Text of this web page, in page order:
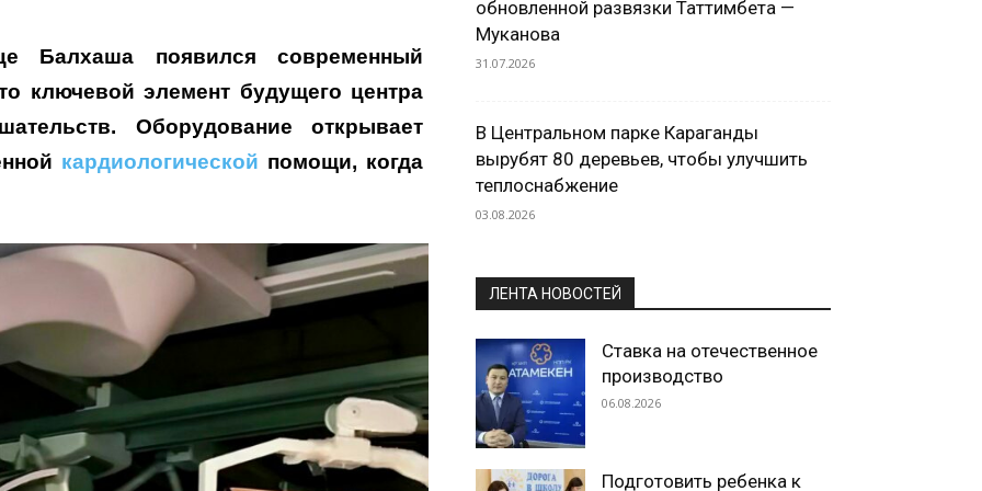
Балхаша появился современный
ключевой элемент будущего центра
Оборудование открывает
кардиологической помощи, когда
обновленной развязки Таттимбета —
Муканова
31.07.2026
В Центральном парке Караганды
вырубят 80 деревьев, чтобы улучшить
теплоснабжение
03.08.2026
ЛЕНТА НОВОСТЕЙ
Ставка на отечественное
производство
06.08.2026
Подготовить ребенка к